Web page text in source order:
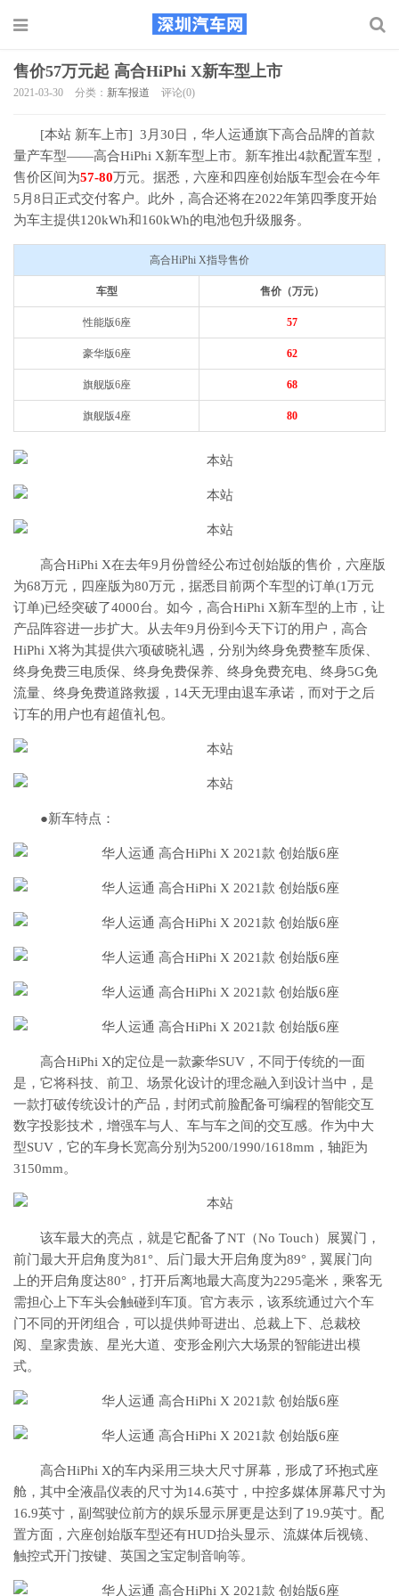
售价57万元起 高合HiPhi X新车型上市
2021-03-30 分类： 新车报道 评论(0)
[本站 新车上市] 3月30日，华人运通旗下高合品牌的首款
量产车型――高合HiPhi X新车型上市。新车推出4款配置车型，
售价区间为57-80万元。据悉，六座和四座创始版车型会在今年
5月8日正式交付客户。此外，高合还将在2022年第四季度开始
为车主提供120kWh和160kWh的电池包升级服务。
高合HiPhi X指导售价
车型 售价（万元）
性能版6座 57
豪华版6座 62
旗舰版6座 68
旗舰版4座 80
高合HiPhi X在去年9月份曾经公布过创始版的售价，六座版
为68万元，四座版为80万元，据悉目前两个车型的订单(1万元
订单)已经突破了4000台。如今，高合HiPhi X新车型的上市，让
产品阵容进一步扩大。从去年9月份到今天下订的用户，高合
HiPhi X将为其提供六项破晓礼遇，分别为终身免费整车质保、
终身免费三电质保、终身免费保养、终身免费充电、终身5G免
流量、终身免费道路救援，14天无理由退车承诺，而对于之后
订车的用户也有超值礼包。
●新车特点：
高合HiPhi X的定位是一款豪华SUV，不同于传统的一面
是，它将科技、前卫、场景化设计的理念融入到设计当中，是
一款打破传统设计的产品，封闭式前脸配备可编程的智能交互
数字投影技术，增强车与人、车与车之间的交互感。作为中大
型SUV，它的车身长宽高分别为5200/1990/1618mm，轴距为
3150mm。
该车最大的亮点，就是它配备了NT（No Touch）展翼门，
前门最大开启角度为81°、后门最大开启角度为89°，翼展门向
上的开启角度达80°，打开后离地最大高度为2295毫米，乘客无
需担心上下车头会触碰到车顶。官方表示，该系统通过六个车
门不同的开闭组合，可以提供帅哥进出、总裁上下、总裁校
阅、皇家贵族、星光大道、变形金刚六大场景的智能进出模
式。
高合HiPhi X的车内采用三块大尺寸屏幕，形成了环抱式座
舱，其中全液晶仪表的尺寸为14.6英寸，中控多媒体屏幕尺寸为
16.9英寸，副驾驶位前方的娱乐显示屏更是达到了19.9英寸。配
置方面，六座创始版车型还有HUD抬头显示、流媒体后视镜、
触控式开门按键、英国之宝定制音响等。